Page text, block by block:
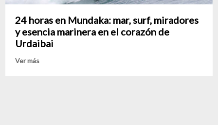
24 horas en Mundaka: mar, surf, miradores
y esencia marinera en el corazón de
Urdaibai
Ver más